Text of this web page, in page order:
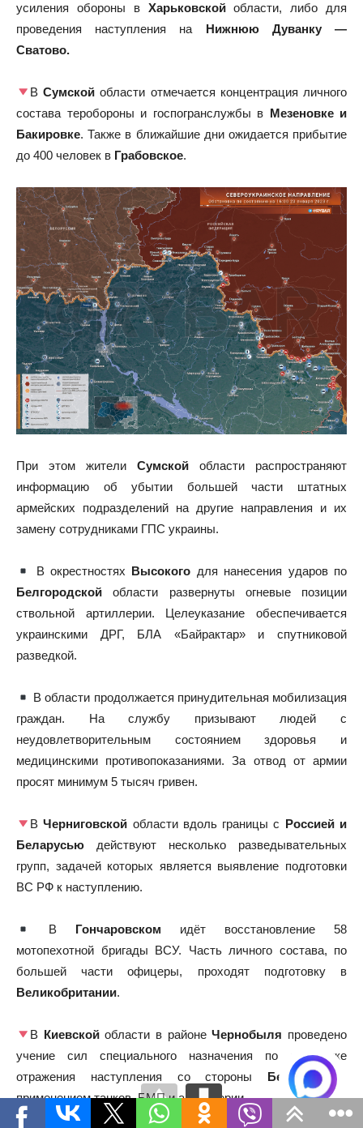
усиления обороны в Харьковскойобласти, либо для
проведения наступления на
Нижнюю Дуванку —
Сватово.
ВСумской области отмечается концентрация личного
состава теробороны и госпогранслужбы в
Мезеновке и
Бакировке. Также в ближайшие дни ожидается прибытие
до 400 человек в Грабовское.
При этом жители Сумской области распространяют
информацию об убытии большей части штатных
армейских подразделений на другие направления и их
замену сотрудниками ГПС украины.
В окрестностях Высокого для нанесения ударов по
Белгородской области развернуты огневые позиции
ствольной артиллерии. Целеуказание обеспечивается
украинскими ДРГ, БЛА «Байрактар» и спутниковой
разведкой.
В области продолжается принудительная мобилизация
граждан. На службу призывают людей с
неудовлетворительным состоянием здоровья и
медицинскими противопоказаниями. За отвод от армии
просят минимум 5 тысяч гривен.
ВЧерниговской области вдоль границы с Россией и
Беларусью действуют несколько разведывательных
групп, задачей которых является выявление подготовки
ВС РФ к наступлению.
В Гончаровском идёт восстановление 58
мотопехотной бригады ВСУ. Часть личного состава, по
большей части офицеры, проходят подготовку в
Великобритании.
В Киевскойобласти в районеЧернобыля проведено
учение сил специального назначения по отработке
отражения наступления со стороны Беларуси с
применением танков, БМП и артиллерии.